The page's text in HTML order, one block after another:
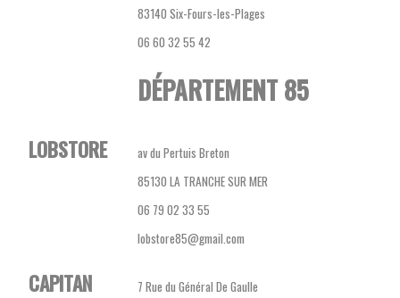
83140 Six-Fours-les-Plages
06 60 32 55 42
DÉPARTEMENT 85
LOBSTORE
av du Pertuis Breton
85130 LA TRANCHE SUR MER
06 79 02 33 55
lobstore85@gmail.com
CAPITAN
7 Rue du Général De Gaulle